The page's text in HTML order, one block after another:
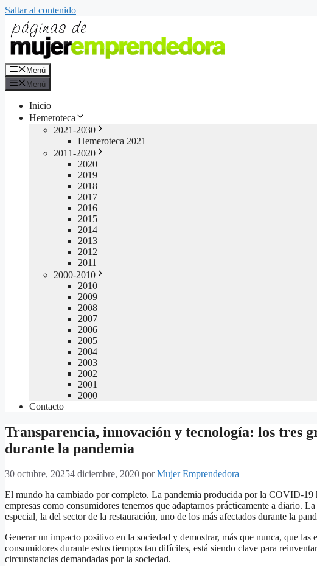
Saltar al contenido
Menú
Menú
Inicio
Hemeroteca
2021-2030
Hemeroteca 2021
2011-2020
2020
2019
2018
2017
2016
2015
2014
2013
2012
2011
2000-2010
2010
2009
2008
2007
2006
2005
2004
2003
2002
2001
2000
Contacto
Transparencia, innovación y tecnología: los tres
durante la pandemia
30 octubre, 20254 diciembre, 2020 porMujer Emprendedora
El mundo ha cambiado por completo. La pandemia producida por la COVID-19
empresas como consumidores tenemos que adaptarnos prácticamente a diario.
especial, la del sector de la restauración, uno de los más afectados durante la
Generar un impacto positivo en la sociedad y demostrar, más que nunca, que las
consumidores durante estos tiempos tan difíciles, está siendo clave para
circunstancias demandadas por la sociedad.